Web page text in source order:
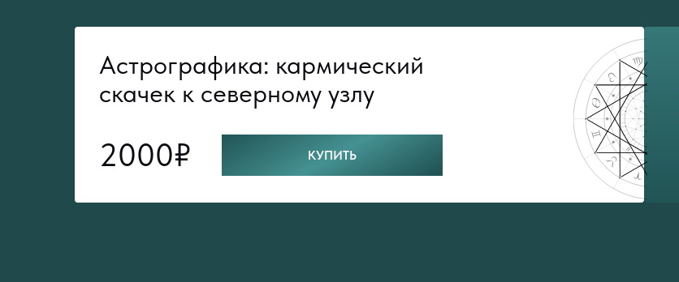
Астрографика: кармический
скачек к северному узлу
2000₽ КУПИТЬ